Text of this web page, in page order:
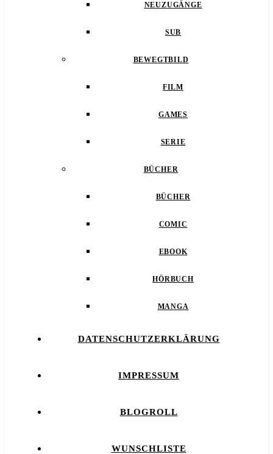
NEUZUGÄNGE
SUB
BEWEGTBILD
FILM
GAMES
SERIE
BÜCHER
BÜCHER
COMIC
EBOOK
HÖRBUCH
MANGA
DATENSCHUTZERKLÄRUNG
IMPRESSUM
BLOGROLL
WUNSCHLISTE